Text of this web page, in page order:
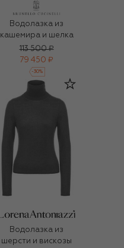
Водолазка из
кашемира и шелка
113 500 ₽
79 450 ₽
-30%
Водолазка из
шерсти и вискозы